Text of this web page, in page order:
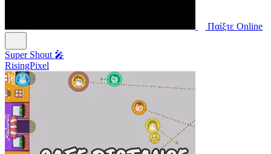
Παίξτε Online
Super Shout 🎤
RisingPixel